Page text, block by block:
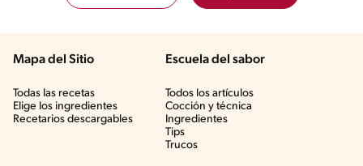
Mapa del Sitio
Todas las recetas
Elige los ingredientes
Recetarios descargables
Escuela del sabor
Todos los artículos
Cocción y técnica
Ingredientes
Tips
Trucos